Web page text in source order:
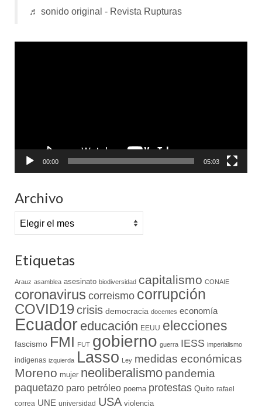
♬ sonido original - Revista Rupturas
00:00 05:03
Archivo
Etiquetas
Arauz asamblea asesinato biodiversidad capitalismo CONAIE
coronavirus correismo corrupción
COVID19crisis democracia docentes economía
Ecuador educación EEUU elecciones
fascismo FMI FUT gobierno guerra IESS imperialismo
indigenas izquierda Lasso Ley medidas económicas
Moreno mujer neoliberalismo pandemia
paquetazo paro petróleo poema protestas Quito rafael
correa UNE universidad USA violencia